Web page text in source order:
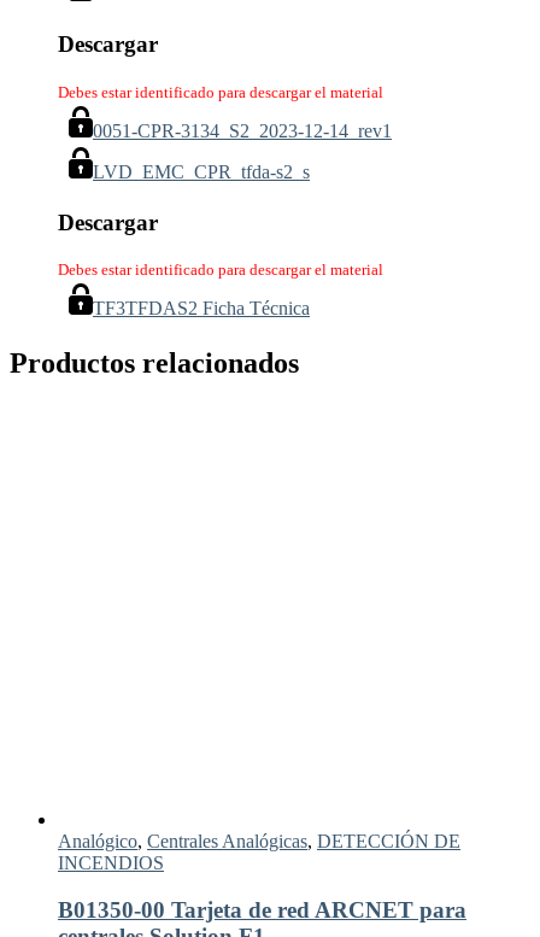
Descargar
Debes estar identificado para descargar el material
0051-CPR-3134_S2_2023-12-14_rev1
LVD_EMC_CPR_tfda-s2_s
Descargar
Debes estar identificado para descargar el material
TF3TFDAS2 Ficha Técnica
Productos relacionados
Analógico, Centrales Analógicas, DETECCIÓN DE
INCENDIOS
B01350-00 Tarjeta de red ARCNET para